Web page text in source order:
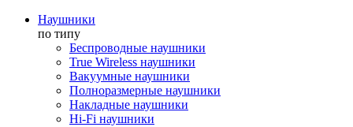
Наушники
по типу
Беспроводные наушники
True Wireless наушники
Вакуумные наушники
Полноразмерные наушники
Накладные наушники
Hi-Fi наушники